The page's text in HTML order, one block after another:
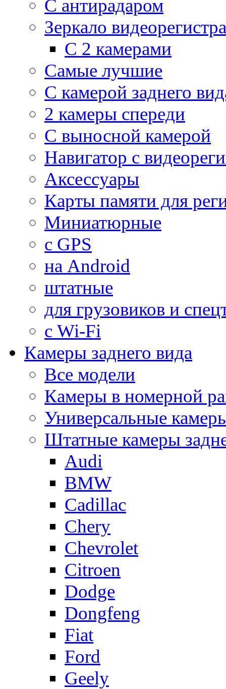
C антирадаром
Зеркало
С 2 камерами
Самые лучшие
С камерой заднего
2 камеры спереди
С выносной камерой
Навигатор с
Аксессуары
Карты памяти для
Миниатюрные
с GPS
на Android
штатные
для грузовиков и
с Wi-Fi
Камеры заднего вида
Все модели
Камеры в номерной
Универсальные
Штатные камеры
Audi
BMW
Cadillac
Chery
Chevrolet
Citroen
Dodge
Dongfeng
Fiat
Ford
Geely